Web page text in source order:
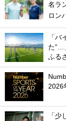
名ラ
ロン
「
た”…
ふる
2026
「